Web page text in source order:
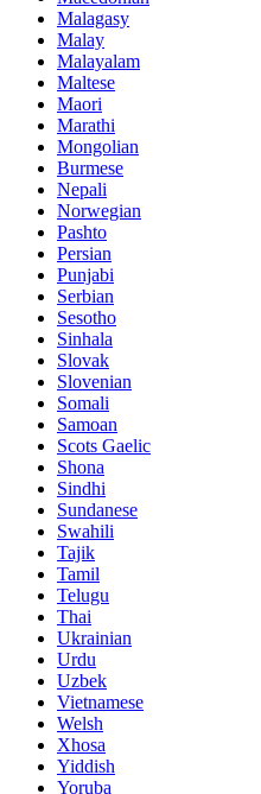
Malagasy
Malay
Malayalam
Maltese
Maori
Marathi
Mongolian
Burmese
Nepali
Norwegian
Pashto
Persian
Punjabi
Serbian
Sesotho
Sinhala
Slovak
Slovenian
Somali
Samoan
Scots Gaelic
Shona
Sindhi
Sundanese
Swahili
Tajik
Tamil
Telugu
Thai
Ukrainian
Urdu
Uzbek
Vietnamese
Welsh
Xhosa
Yiddish
Yoruba